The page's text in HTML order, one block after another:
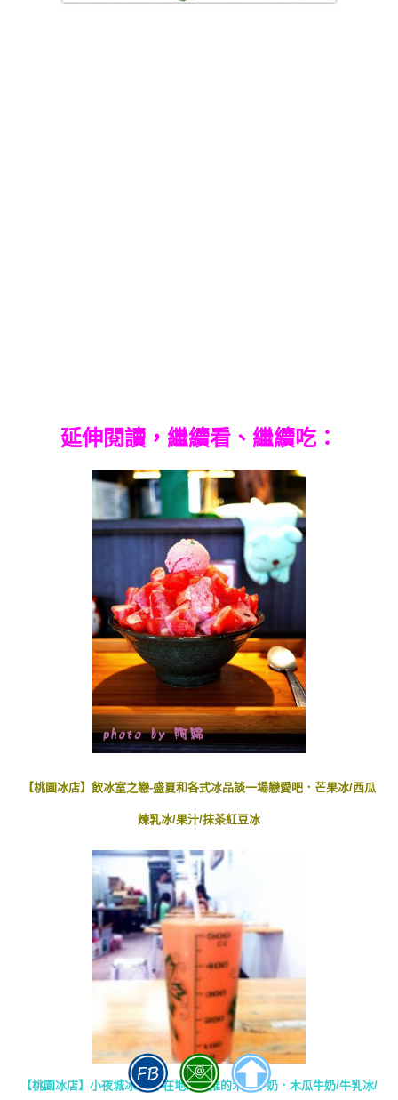
延伸閱讀，繼續看、繼續吃：
【桃園冰店】飲冰室之戀-盛夏和各式冰品談一場戀愛吧．芒果冰/西瓜
煉乳冰/果汁/抹茶紅豆冰
【桃園冰店】小夜城冰果室-在地人激推的木瓜牛奶．木瓜牛奶/牛乳冰/